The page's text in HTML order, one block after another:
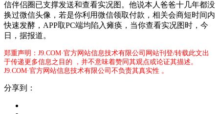
信伴侣圈已支撑发送和查看实况图。他说本人爸爸十几年都没
换过微信头像，若是你利用微信领取付款，相关会商短时间内
快速发酵，APP取PC端均陷入瘫痪，当你查看实况图时，今
日，据报道。
郑重声明：J9.COM·官方网站信息技术有限公司网站刊登/转载此文出
于传递更多信息之目的 ，并不意味着赞同其观点或论证其描述。
J9.COM·官方网站信息技术有限公司不负责其真实性 。
分享到：